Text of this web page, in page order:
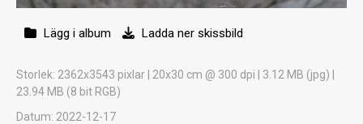
Lägg i album Ladda ner skissbild
Storlek: 2362x3543 pixlar | 20x30 cm @ 300 dpi | 3.12 MB (jpg) |
23.94 MB (8 bit RGB)
Datum: 2022-12-17